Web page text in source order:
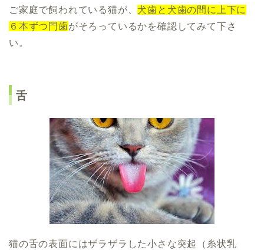
ご家庭で飼われている猫が、 犬歯と犬歯の間に上下に
６本ずつ門歯がそろっているかを確認してみて下さ
い。
舌
猫の舌の表面にはザラザラした小さな突起（糸状乳